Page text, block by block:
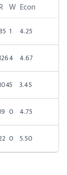
W Econ
1 4.25
4 4.67
5 3.45
0 4.75
0 5.50